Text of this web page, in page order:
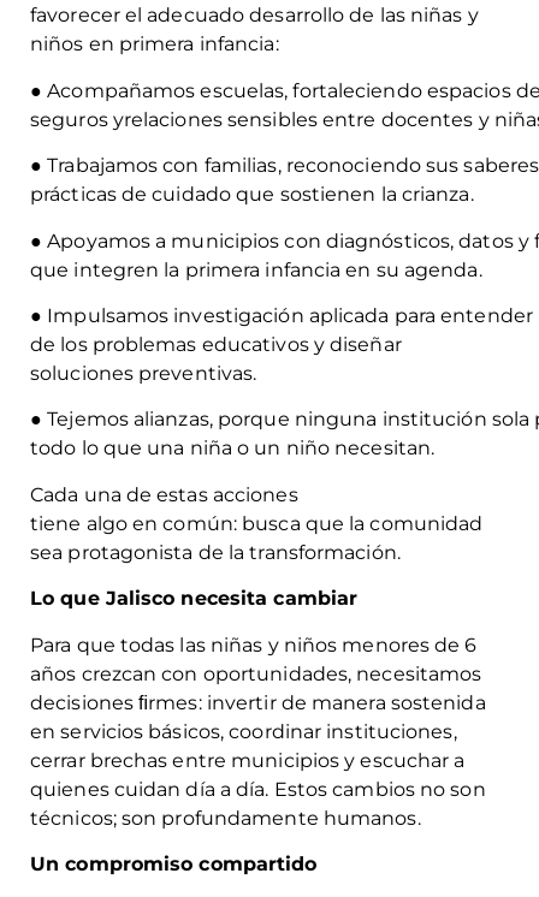
favorecer el adecuado desarrollo de las niñas y
niños en primera infancia:
● Acompañamos escuelas, fortaleciendo espacios
seguros yrelaciones sensibles entre docentes y
● Trabajamos con familias, reconociendo sus
prácticas de cuidado que sostienen la crianza.
● Apoyamos a municipios con diagnósticos, datos y
que integren la primera infancia en su agenda.
● Impulsamos investigación aplicada para entender
de los problemas educativos y diseñar
soluciones preventivas.
● Tejemos alianzas, porque ninguna institución sola
todo lo que una niña o un niño necesitan.
Cada una de estas acciones
tiene algo en común: busca que la comunidad
sea protagonista de la transformación.
Lo que Jalisco necesita cambiar
Para que todas las niñas y niños menores de 6
años crezcan con oportunidades, necesitamos
decisiones ﬁrmes: invertir de manera sostenida
en servicios básicos, coordinar instituciones,
cerrar brechas entre municipios y escuchar a
quienes cuidan día a día. Estos cambios no son
técnicos; son profundamente humanos.
Un compromiso compartido